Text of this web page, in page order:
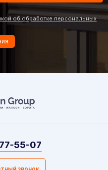
об обработке персональных
55-07